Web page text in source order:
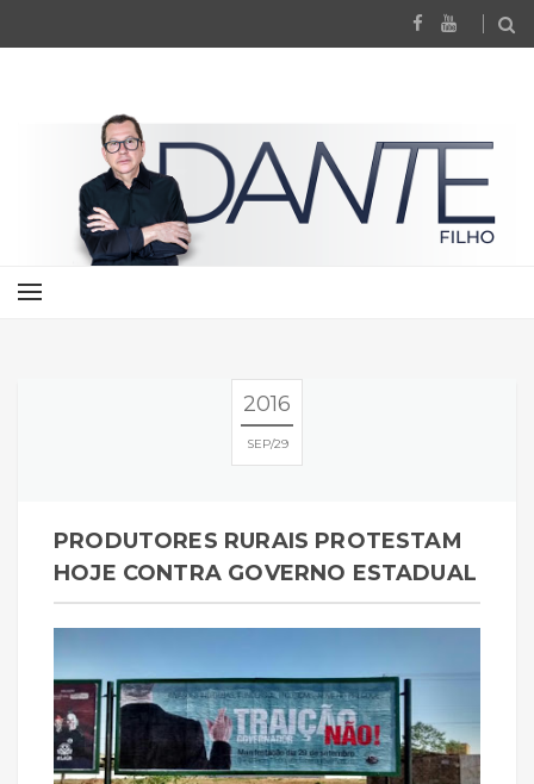
2016
SEP 29
PRODUTORES RURAIS PROTESTAM
HOJE CONTRA GOVERNO ESTADUAL